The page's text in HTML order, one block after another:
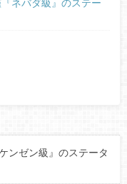
ネバダ級』のステー
ンゼン級』のステータ